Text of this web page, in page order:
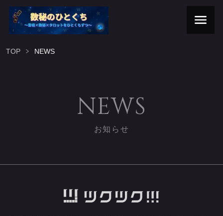
TOP NEWS
NEWS
お知らせ